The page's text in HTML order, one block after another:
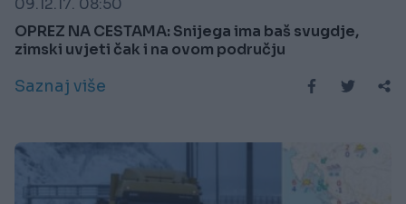
09.12.17. 08:50
OPREZ NA CESTAMA: Snijega ima baš svugdje,
zimski uvjeti čak i na ovom području
Saznaj više